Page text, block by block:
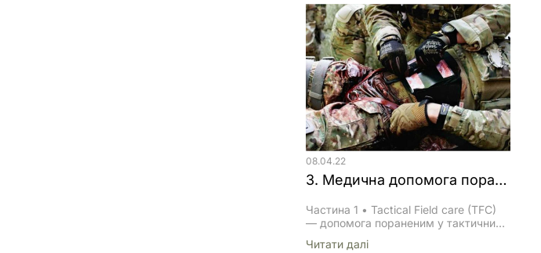
вставляєш блок живлення. 4.
Дивишся через приціл. Знаходиш
літак. 5. Ліву руку тримай попереду,
на кнопці блокування. Праву на
перемикачі SNA. 6. Знайшов літак,
[…]
08.04.22
3. Медична допомога пораненим у тактичних умовах (Частина 1)
Частина 1 • Tactical Field care (TFC)
— допомога пораненим у тактичних
знищення пораненого та рятівника
Читати далi